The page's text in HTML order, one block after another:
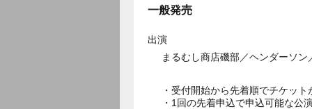
一般発売
出演
まるむし商店磯部／ヘンダーソ
・受付開始から先着順でチケッ
・1回の先着申込で申込可能な公